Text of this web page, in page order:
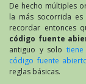
De hecho múltiples
la más socorrida es
recordar entonces
código fuente
antiguo y solo
código fuente
reglas básicas.